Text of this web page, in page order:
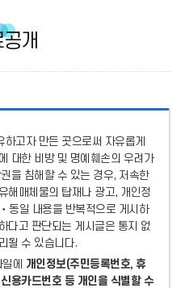
개
고자 만든 곳으로써 자유롭게
대한 비방 및 명예훼손의 우려가
을 침해할 수 있는 경우, 저속한
해매체물의 탑재나 광고, 개인정
동일 내용을 반복적으로 게시하
다고 판단되는 게시글은 통지 없
될 수 있습니다.
에 개인정보(주민등록번호, 휴
용카드번호 등 개인을 식별할 수